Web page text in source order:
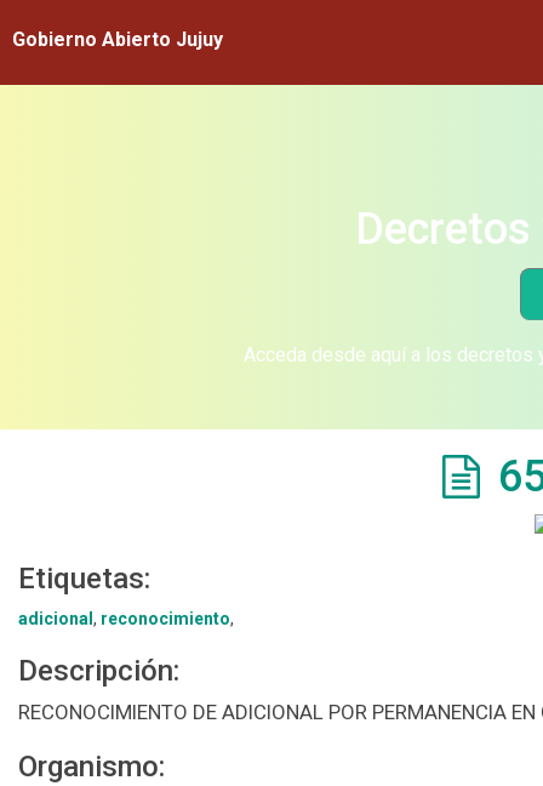
Gobierno Abierto Jujuy
Acceda desde aquí a los
Etiquetas:
adicional , reconocimiento,
Descripción:
RECONOCIMIENTO DE ADICIONAL POR PERMANENCIA EN
Organismo: